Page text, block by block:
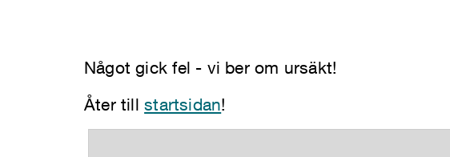
Något gick fel - vi ber om ursäkt!
Åter tillstartsidan!